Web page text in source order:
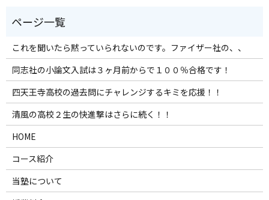
これを聞いたら黙っていられないのです。ファイザー社の、、
同志社の小論文入試は３ヶ月前からで１００％合格です！
四天王寺高校の過去問にチャレンジするキミを応援！！
清風の高校２生の快進撃はさらに続く！！
HOME
コース紹介
当塾について